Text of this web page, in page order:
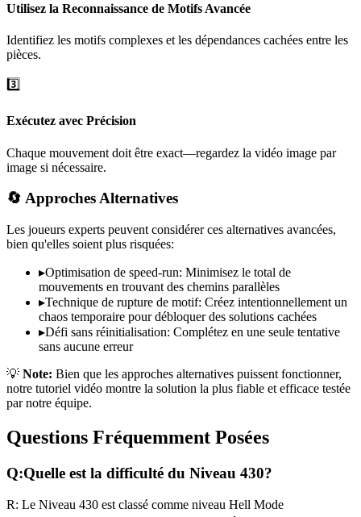
Utilisez la Reconnaissance de Motifs Avancée
Identifiez les motifs complexes et les dépendances cachées entre les
pièces.
3️⃣
Exécutez avec Précision
Chaque mouvement doit être exact—regardez la vidéo image par
image si nécessaire.
🔄 Approches Alternatives
Les joueurs experts peuvent considérer ces alternatives avancées,
bien qu'elles soient plus risquées:
▸Optimisation de speed-run: Minimisez le total de
mouvements en trouvant des chemins parallèles
▸Technique de rupture de motif: Créez intentionnellement un
chaos temporaire pour débloquer des solutions cachées
▸Défi sans réinitialisation: Complétez en une seule tentative
sans aucune erreur
💡 Note: Bien que les approches alternatives puissent fonctionner,
notre tutoriel vidéo montre la solution la plus fiable et efficace testée
par notre équipe.
Questions Fréquemment Posées
Q:Quelle est la difficulté du Niveau 430?
R: Le Niveau 430 est classé comme niveau Hell Mode